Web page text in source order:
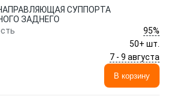
СУППОРТА
ЗАДНЕГО
95%
50+ шт.
7 - 9 августа
В корзину